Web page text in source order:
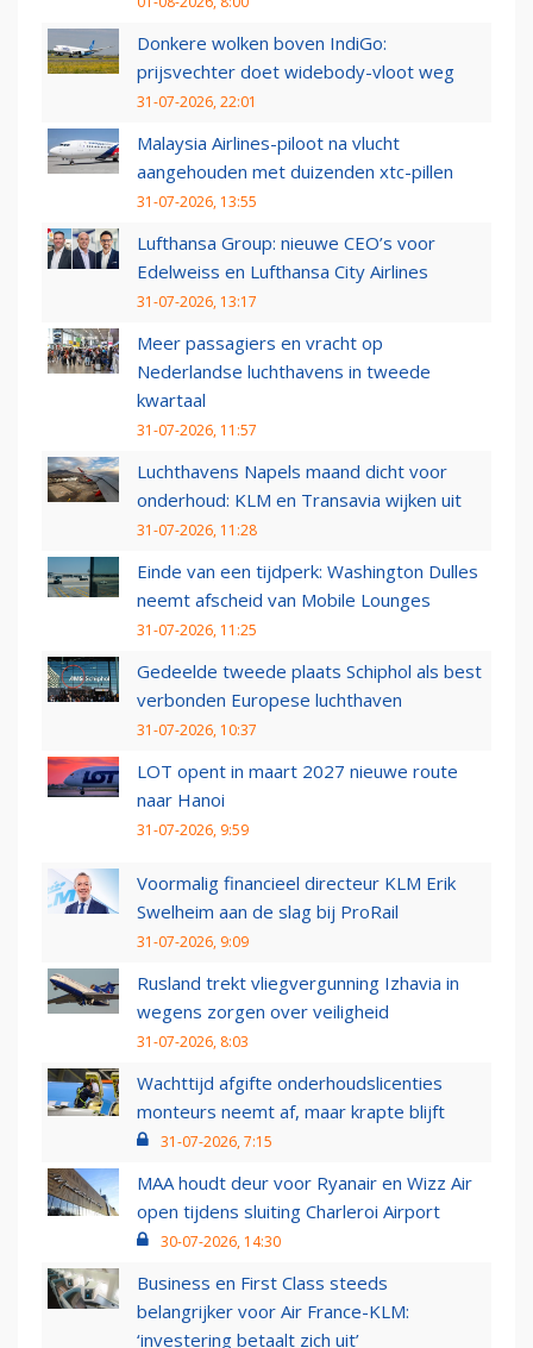
Donkere wolken boven IndiGo:
prijsvechter doet widebody-vloot weg
31-07-2026, 22:01
Malaysia Airlines-piloot na vlucht
aangehouden met duizenden xtc-pillen
31-07-2026, 13:55
Lufthansa Group: nieuwe CEO’s voor
Edelweiss en Lufthansa City Airlines
31-07-2026, 13:17
Meer passagiers en vracht op
Nederlandse luchthavens in tweede
kwartaal
31-07-2026, 11:57
Luchthavens Napels maand dicht voor
onderhoud: KLM en Transavia wijken uit
31-07-2026, 11:28
Einde van een tijdperk: Washington Dulles
neemt afscheid van Mobile Lounges
31-07-2026, 11:25
Gedeelde tweede plaats Schiphol als best
verbonden Europese luchthaven
31-07-2026, 10:37
LOT opent in maart 2027 nieuwe route
naar Hanoi
31-07-2026, 9:59
Voormalig financieel directeur KLM Erik
Swelheim aan de slag bij ProRail
31-07-2026, 9:09
Rusland trekt vliegvergunning Izhavia in
wegens zorgen over veiligheid
31-07-2026, 8:03
Wachttijd afgifte onderhoudslicenties
monteurs neemt af, maar krapte blijft
31-07-2026, 7:15
MAA houdt deur voor Ryanair en Wizz Air
open tijdens sluiting Charleroi Airport
30-07-2026, 14:30
Business en First Class steeds
belangrijker voor Air France-KLM:
‘investering betaalt zich uit’